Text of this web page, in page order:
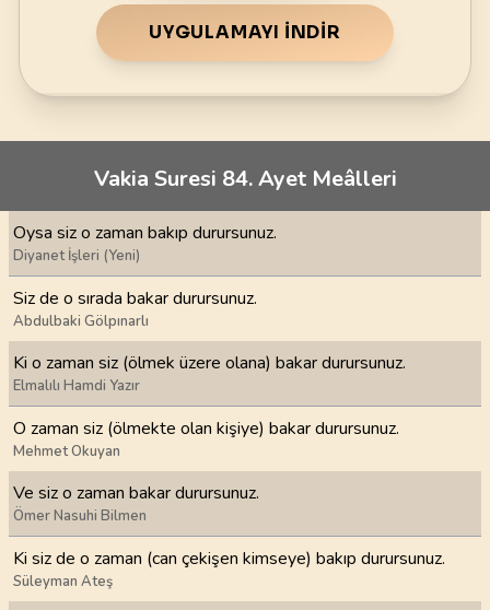
UYGULAMAYI İNDIR
Vakia Suresi 84. Ayet Meâlleri
Oysa siz o zaman bakıp durursunuz.
Diyanet İşleri (Yeni)
Siz de o sırada bakar durursunuz.
Abdulbaki Gölpınarlı
Ki o zaman siz (ölmek üzere olana) bakar durursunuz.
Elmalılı Hamdi Yazır
O zaman siz (ölmekte olan kişiye) bakar durursunuz.
Mehmet Okuyan
Ve siz o zaman bakar durursunuz.
Ömer Nasuhi Bilmen
Ki siz de o zaman (can çekişen kimseye) bakıp durursunuz.
Süleyman Ateş